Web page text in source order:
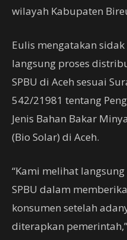
wilayah Kabupaten
Eulis mengatakan
langsung proses
SPBU di Aceh sesuai
542/21981 tentang
Jenis Bahan Bakar
(Bio Solar) di Aceh.
“Kami melihat
SPBU dalam
konsumen setelah
diterapkan